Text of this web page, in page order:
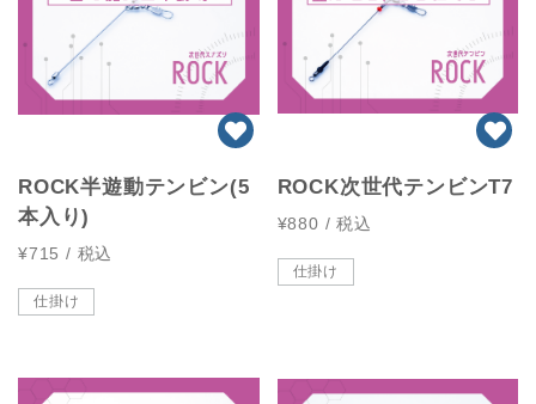
ROCK半遊動テンビン(5
本入り)
¥715 / 税込
仕掛け
ROCK次世代テンビンT7
¥880 / 税込
仕掛け